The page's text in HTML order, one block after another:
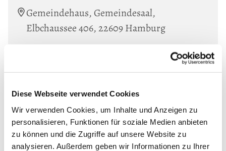
Diese Webseite verwendet Cookies
Wir verwenden Cookies, um Inhalte und Anzeigen zu
personalisieren, Funktionen für soziale Medien anbieten
zu können und die Zugriffe auf unsere Website zu
analysieren. Außerdem geben wir Informationen zu Ihrer
Gemeindehaus, Gemeindesaal,
Elbchaussee 406, 22609 Hamburg
Mit Aya Kaddoura und Susanne Seefeldt.
Informationen unter: Tel. 38019847